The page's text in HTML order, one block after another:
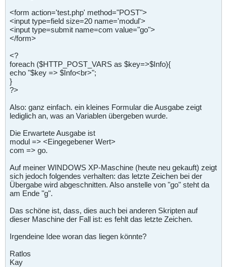
<form action='test.php' method="POST">
<input type=field size=20 name='modul'>
<input type=submit name=com value="go">
</form>
<?
foreach ($HTTP_POST_VARS as $key=>$Info){
echo "$key => $Info<br>";
}
?>
Also: ganz einfach. ein kleines Formular die Ausgabe zeigt
lediglich an, was an Variablen übergeben wurde.
Die Erwartete Ausgabe ist
modul => <Eingegebener Wert>
com => go.
Auf meiner WINDOWS XP-Maschine (heute neu gekauft) zeigt
sich jedoch folgendes verhalten: das letzte Zeichen bei der
Übergabe wird abgeschnitten. Also anstelle von "go" steht da
am Ende "g".
Das schöne ist, dass, dies auch bei anderen Skripten auf
dieser Maschine der Fall ist: es fehlt das letzte Zeichen.
Irgendeine Idee woran das liegen könnte?
Ratlos
Kay